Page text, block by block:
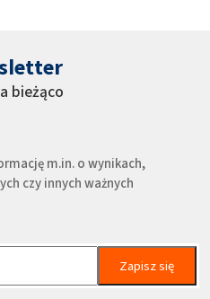
bieżąco
m.in. o wynikach,
czy innych ważnych
Zapisz się